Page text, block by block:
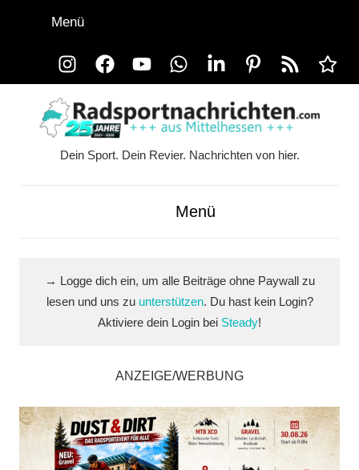
InstagramFacebookYouTubeWhatsAppLinkedInPinterestRSS-
Feed
Alle
Menü
Dein Sport. Dein Revier. Nachrichten von hier.
Menü
→ Logge dich ein, um alle Beiträge ohne Paywall zu
lesen und uns zu unterstützen. Du hast kein Login?
Aktiviere dein Login bei Steady!
ANZEIGE/WERBUNG